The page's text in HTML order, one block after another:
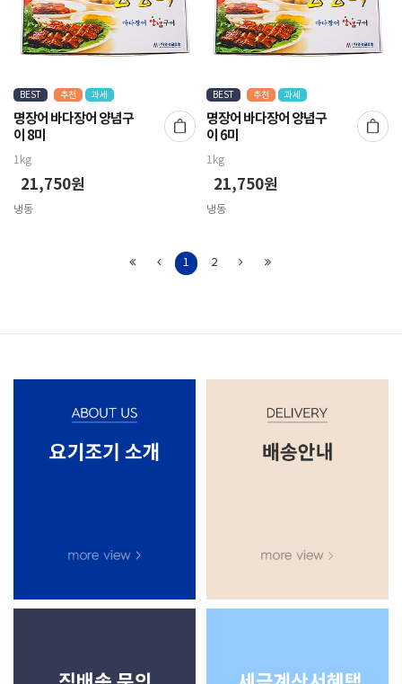
BEST 추천 과세
명장어 바다장어 양념구
이 8미
1kg
21,750원
냉동
BEST 추천 과세
명장어 바다장어 양념구
이 6미
1kg
21,750원
냉동
1 2